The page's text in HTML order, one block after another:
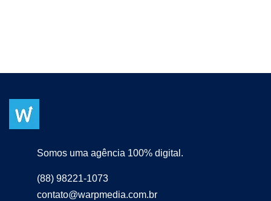
Somos uma agência 100% digital.
(88) 98221-1073
contato@warpmedia.com.br